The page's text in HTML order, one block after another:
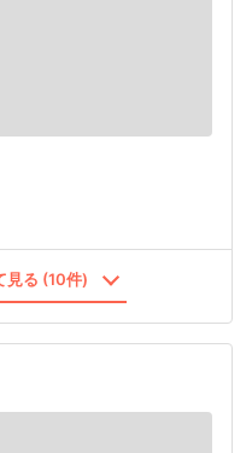
見る (10件)